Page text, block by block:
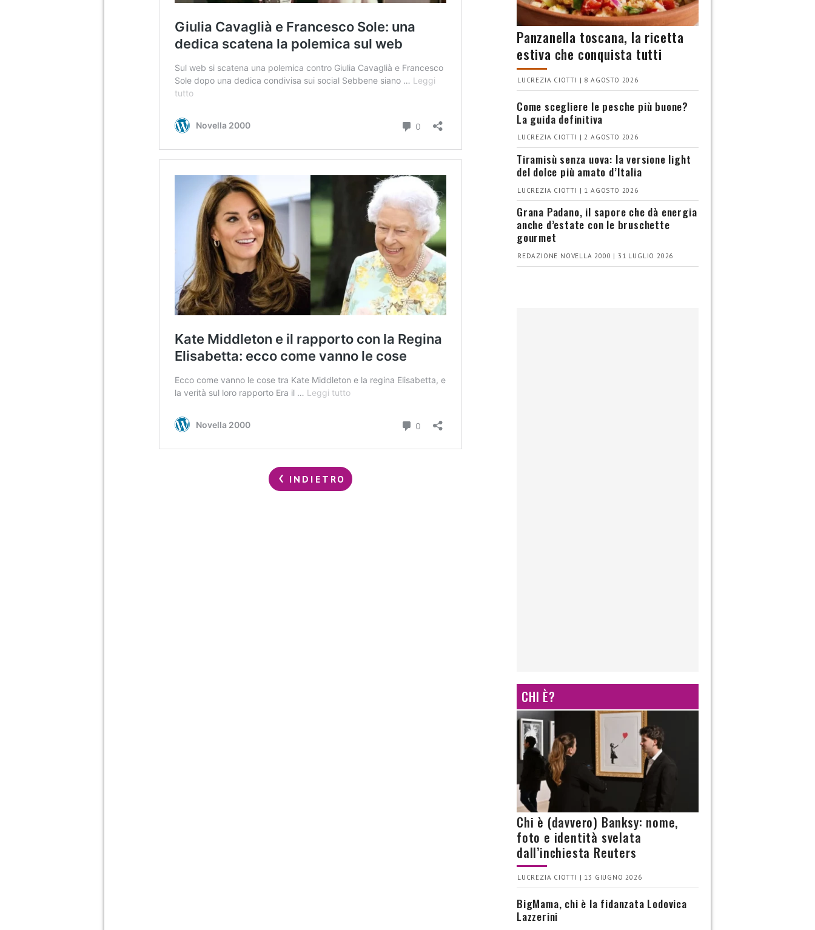
INDIETRO
Panzanella toscana, la ricetta
estiva che conquista tutti
LUCREZIA CIOTTI | 8 AGOSTO 2026
Come scegliere le pesche più buone?
La guida definitiva
LUCREZIA CIOTTI | 2 AGOSTO 2026
Tiramisù senza uova: la versione light
del dolce più amato d’Italia
LUCREZIA CIOTTI | 1 AGOSTO 2026
Grana Padano, il sapore che dà energia
anche d’estate con le bruschette
gourmet
REDAZIONE NOVELLA 2000 | 31 LUGLIO 2026
CHI È?
Chi è (davvero) Banksy: nome,
foto e identità svelata
dall’inchiesta Reuters
LUCREZIA CIOTTI | 13 GIUGNO 2026
BigMama, chi è la fidanzata Lodovica
Lazzerini